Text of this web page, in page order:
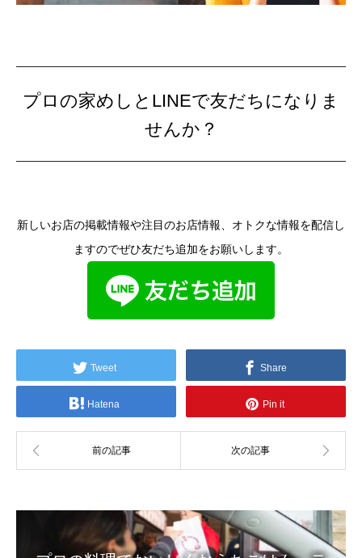
プロの家めしとLINEで友だちになりま
せんか？
新しいお店の掲載情報や注目のお店情報、オトクな情報を配信し
ますのでぜひ友だち追加をお願いします。
Tweet Share
Hatena Pin it